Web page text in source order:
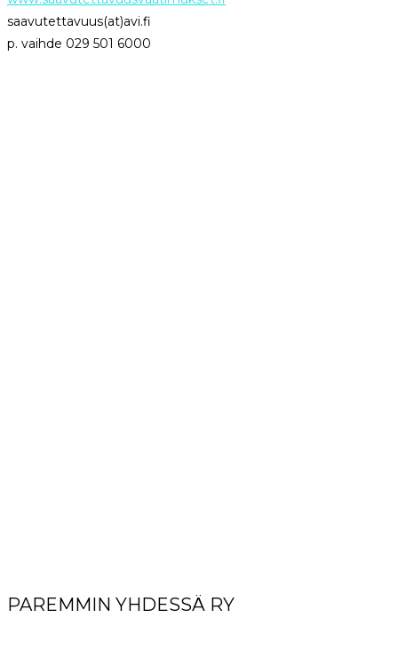
saavutettavuus(at)avi.fi
p. vaihde 029 501 6000
PAREMMIN YHDESSÄ RY